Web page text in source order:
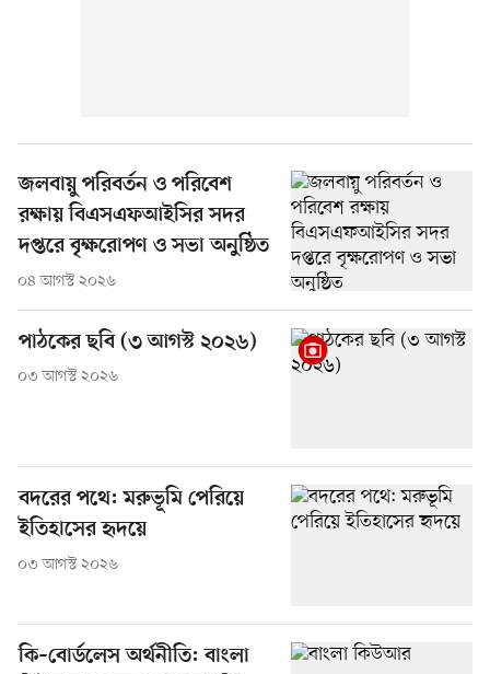
জলবায়ু পরিবর্তন ও পরিবেশ
রক্ষায় বিএসএফআইসির সদর
দপ্তরে বৃক্ষরোপণ ও সভা অনুষ্ঠিত
০৪ আগস্ট ২০২৬
পাঠকের ছবি (৩ আগস্ট ২০২৬)
০৩ আগস্ট ২০২৬
বদরের পথে: মরুভূমি পেরিয়ে
ইতিহাসের হৃদয়ে
০৩ আগস্ট ২০২৬
কি–বোর্ডলেস অর্থনীতি: বাংলা